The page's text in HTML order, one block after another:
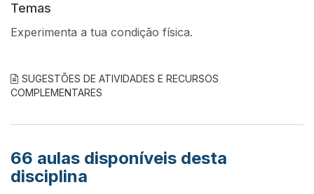
Temas
Experimenta a tua condição física.
SUGESTÕES DE ATIVIDADES E RECURSOS
COMPLEMENTARES
66 aulas disponíveis desta
disciplina